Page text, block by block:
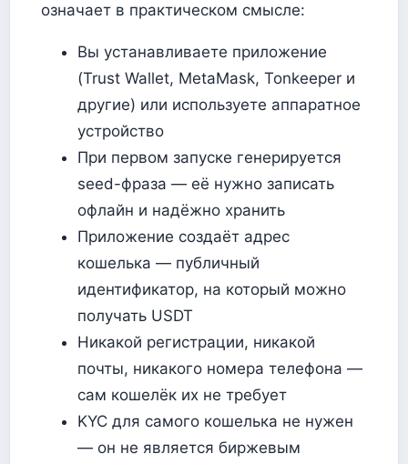
означает в практическом смысле:
Вы устанавливаете приложение
(Trust Wallet, MetaMask, Tonkeeper и
другие) или используете аппаратное
устройство
При первом запуске генерируется
seed-фраза — её нужно записать
офлайн и надёжно хранить
Приложение создаёт адрес
кошелька — публичный
идентификатор, на который можно
получать USDT
Никакой регистрации, никакой
почты, никакого номера телефона —
сам кошелёк их не требует
KYC для самого кошелька не нужен
— он не является биржевым